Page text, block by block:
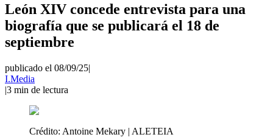
León XIV concede entrevista para una
biografía que se publicará el 18 de
septiembre
publicado el 08/09/25|
I.Media
|3 min de lectura
Crédito: Antoine Mekary | ALETEIA